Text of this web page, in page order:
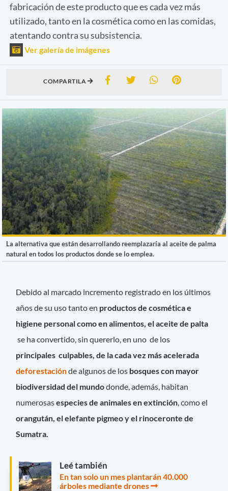
fabricación de este producto que es cada vez más
utilizado, tanto en la cosmética como en las comidas,
atentando contra su subsistencia.
Ver galería de imágenes
COMPARTILA
La alternativa que están desarrollando reemplazaría al aceite de palma
natural en todos los productos donde se lo emplea.
Debido al marcado incremento registrado en los últimos
años de su uso tanto en productos de cosmética e
higiene personal como en alimentos, el aceite de palta
se ha convertido, sin quererlo, en uno de los
principales culpables, de la cada vez más acelerada
deforestaciónde algunos de los bosques con mayor
biodiversidad del mundodonde, además, habitan
numerosasespecies de animales en extinción , como el
orangután, el elefante pigmeo y el rinoceronte de
Sumatra.
Leé también
En tan solo un mes plantarán 40.000
árboles mediante drones